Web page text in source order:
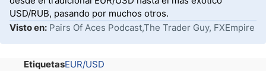
USD/RUB, pasando por muchos otros.
Visto en: Pairs Of Aces Podcast,The Trader Guy, FXEmpire
EtiquetasEUR/USD